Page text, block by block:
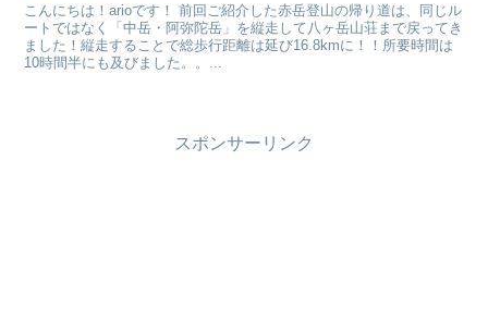
こんにちは！arioです！ 前回ご紹介した赤岳登山の帰り道は、同じル
ートではなく「中岳・阿弥陀岳」を縦走して八ヶ岳山荘まで戻ってき
ました！縦走することで総歩行距離は延び16.8kmに！！所要時間は
10時間半にも及びました。。...
スポンサーリンク